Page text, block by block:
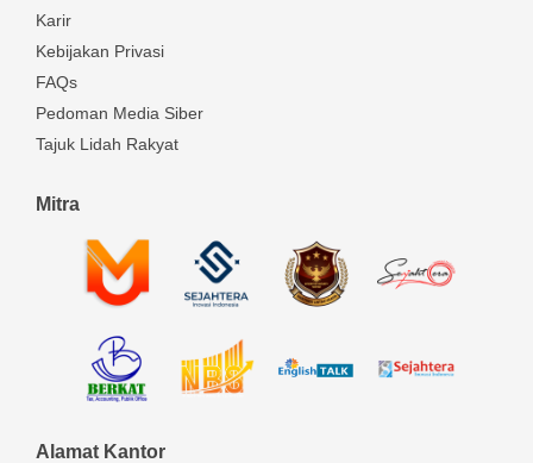
Karir
Kebijakan Privasi
FAQs
Pedoman Media Siber
Tajuk Lidah Rakyat
Mitra
Alamat Kantor